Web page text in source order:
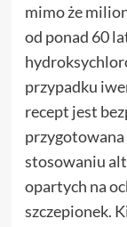
mimo że
od ponad 60
przypadku
recept jest
przygotowana
stosowaniu
opartych na
szczepionek.